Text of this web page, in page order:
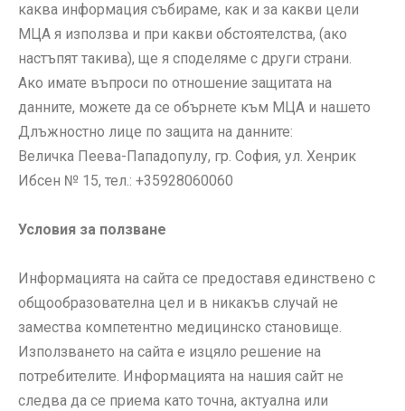
каква информация събираме, как и за какви цели
МЦА я използва и при какви обстоятелства, (ако
настъпят такива), ще я споделяме с други страни.
Ако имате въпроси по отношение защитата на
данните, можете да се обърнете към МЦА и нашето
Длъжностно лице по защита на данните:
Величка Пеева-Пападопулу, гр. София, ул. Хенрик
Ибсен № 15, тел.: +35928060060
Условия за ползване
Информацията на сайта се предоставя единствено с
общообразователна цел и в никакъв случай не
замества компетентно медицинско становище.
Използването на сайта е изцяло решение на
потребителите. Информацията на нашия сайт не
следва да се приема като точна, актуална или